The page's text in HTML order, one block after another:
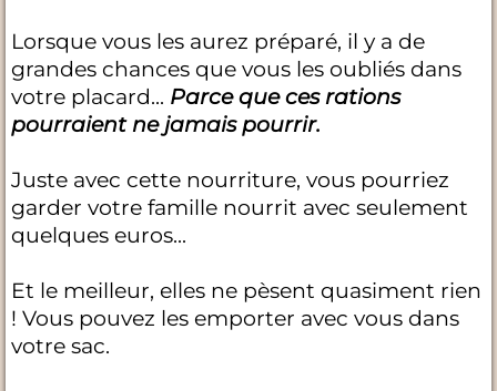
Lorsque vous les aurez préparé, il y a de
grandes chances que vous les oubliés dans
votre placard... Parce que ces rations
pourraient ne jamais pourrir.
Juste avec cette nourriture, vous pourriez
garder votre famille nourrit avec seulement
quelques euros...
Et le meilleur, elles ne pèsent quasiment rien
! Vous pouvez les emporter avec vous dans
votre sac.